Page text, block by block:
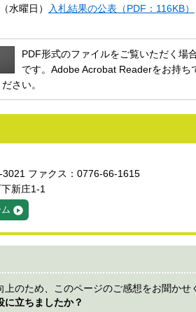
水曜日）
入札結果の公表（PDF：116KB）
PDF形式のファイルをご覧いただく場
です。Adobe Acrobat Readerをお持
さい。
ファクス：0776-66-1615
新庄1-1
上のため、このページのご感想をお聞かせ
に立ちましたか？